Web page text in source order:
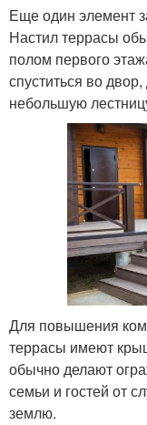
Еще один элемент
Настил террасы
полом первого
спуститься во
небольшую
Для повышения
террасы имеют
обычно делают
семьи и гостей от
землю.